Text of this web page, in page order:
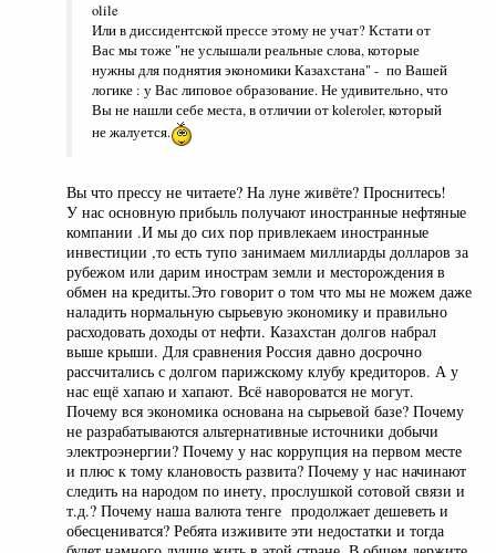
olile
Или в диссидентской прессе этому не учат? Кстати от
Вас мы тоже "не услышали реальные слова, которые
нужны для поднятия экономики Казахстана" - по Вашей
логике : у Вас липовое образование. Не удивительно, что
Вы не нашли себе места, в отличии от koleroler, который
не жалуется.
Вы что прессу не читаете? На луне живёте? Проснитесь!
У нас основную прибыль получают иностранные нефтяные
компании .И мы до сих пор привлекаем иностранные
инвестиции ,то есть тупо занимаем миллиарды долларов за
рубежом или дарим инострам земли и месторождения в
обмен на кредиты.Это говорит о том что мы не можем даже
наладить нормальную сырьевую экономику и правильно
расходовать доходы от нефти. Казахстан долгов набрал
выше крыши. Для сравнения Россия давно досрочно
рассчитались с долгом парижскому клубу кредиторов. А у
нас ещё хапаю и хапают. Всё навороватся не могут.
Почему вся экономика основана на сырьевой базе? Почему
не разрабатываются альтернативные источники добычи
электроэнергии? Почему у нас коррупция на первом месте
и плюс к тому клановость развита? Почему у нас начинают
следить на народом по инету, прослушкой сотовой связи и
т.д.? Почему наша валюта тенге продолжает дешеветь и
обесцениватся? Ребята изживите эти недостатки и тогда